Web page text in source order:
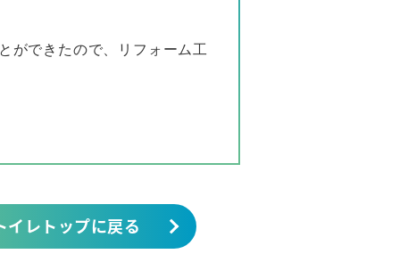
ができたので、リフォーム工
イレトップに戻る